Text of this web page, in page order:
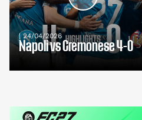
| 24/04/2026
Napoli vs Cremonese 4-0